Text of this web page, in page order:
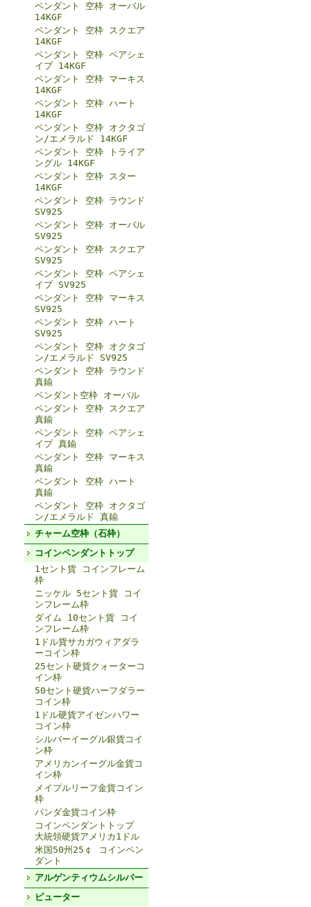
ペンダント 空枠 オーバル
14KGF
ペンダント 空枠 スクエア
14KGF
ペンダント 空枠 ペアシェ
イプ 14KGF
ペンダント 空枠 マーキス
14KGF
ペンダント 空枠 ハート
14KGF
ペンダント 空枠 オクタゴ
ン/エメラルド 14KGF
ペンダント 空枠 トライア
ングル 14KGF
ペンダント 空枠 スター
14KGF
ペンダント 空枠 ラウンド
SV925
ペンダント 空枠 オーバル
SV925
ペンダント 空枠 スクエア
SV925
ペンダント 空枠 ペアシェ
イプ SV925
ペンダント 空枠 マーキス
SV925
ペンダント 空枠 ハート
SV925
ペンダント 空枠 オクタゴ
ン/エメラルド SV925
ペンダント 空枠 ラウンド
真鍮
ペンダント空枠 オーバル
ペンダント 空枠 スクエア
真鍮
ペンダント 空枠 ペアシェ
イプ 真鍮
ペンダント 空枠 マーキス
真鍮
ペンダント 空枠 ハート
真鍮
ペンダント 空枠 オクタゴ
ン/エメラルド 真鍮
チャーム空枠（石枠）
コインペンダントトップ
1セント貨 コインフレーム
枠
ニッケル 5セント貨 コイ
ンフレーム枠
ダイム 10セント貨 コイ
ンフレーム枠
1ドル貨サカガウィアダラ
ーコイン枠
25セント硬貨クォーターコ
イン枠
50セント硬貨ハーフダラー
コイン枠
1ドル硬貨アイゼンハワー
コイン枠
シルバーイーグル銀貨コイ
ン枠
アメリカンイーグル金貨コ
イン枠
メイプルリーフ金貨コイン
枠
パンダ金貨コイン枠
コインペンダントトップ
大統領硬貨アメリカ1ドル
米国50州25￠ コインペン
ダント
アルゲンティウムシルバー
ピューター